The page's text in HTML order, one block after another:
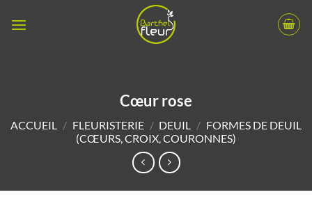
Cœur rose
ACCUEIL / FLEURISTERIE / DEUIL / FORMES DE DEUIL
(CŒURS, CROIX, COURONNES)